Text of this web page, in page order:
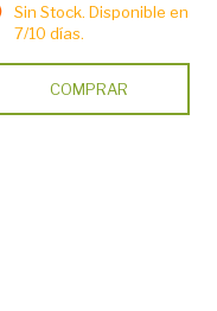
Sin Stock. Disponible en
7/10 días.
COMPRAR